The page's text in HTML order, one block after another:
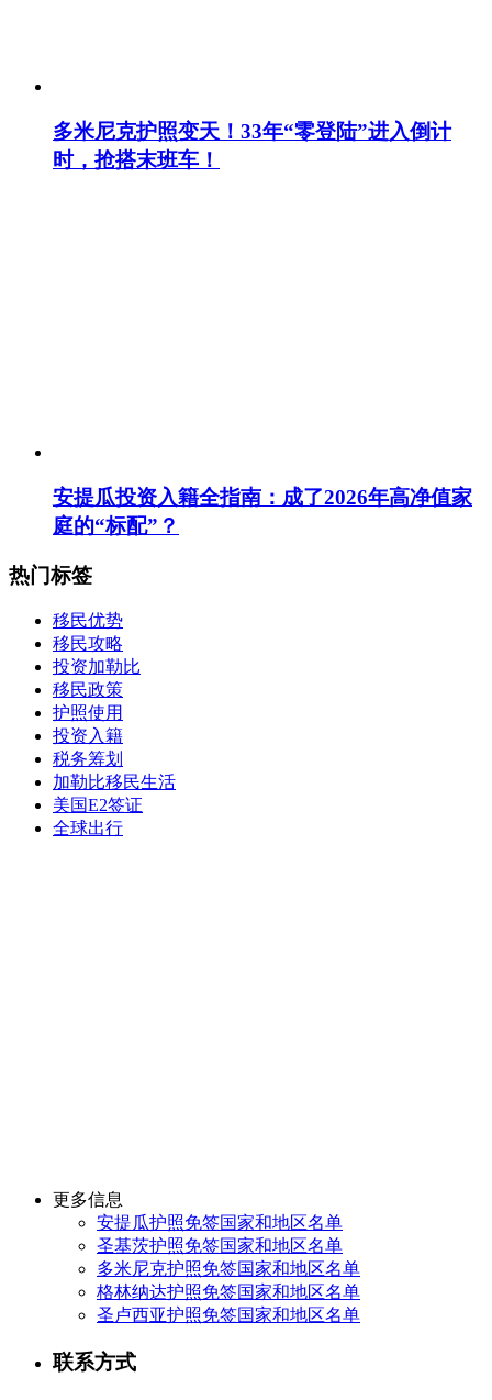
多米尼克护照变天！33年“零登陆”进入倒计
时，抢搭末班车！
安提瓜投资入籍全指南：成了2026年高净值家
庭的“标配”？
热门标签
移民优势
移民攻略
投资加勒比
移民政策
护照使用
投资入籍
税务筹划
加勒比移民生活
美国E2签证
全球出行
更多信息
安提瓜护照免签国家和地区名单
圣基茨护照免签国家和地区名单
多米尼克护照免签国家和地区名单
格林纳达护照免签国家和地区名单
圣卢西亚护照免签国家和地区名单
联系方式